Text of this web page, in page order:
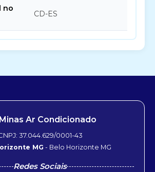
no
CD-ES
Ar Condicionado
37.044.629/0001-43
MG - Belo Horizonte MG
Redes Sociais